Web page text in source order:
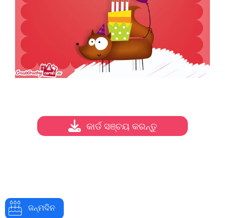
ଜନ୍ମଦିନ
କାର୍ଡ ସଞ୍ଚୟ କରନ୍ତୁ